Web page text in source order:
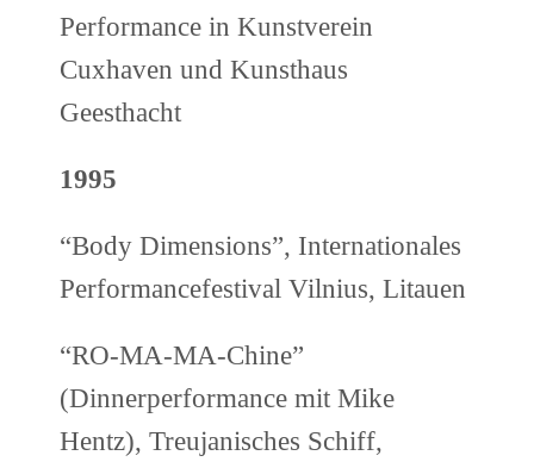
Performance in Kunstverein
Cuxhaven und Kunsthaus
Geesthacht
1995
“Body Dimensions”, Internationales
Performancefestival Vilnius, Litauen
“RO-MA-MA-Chine”
(Dinnerperformance mit Mike
Hentz), Treujanisches Schiff,